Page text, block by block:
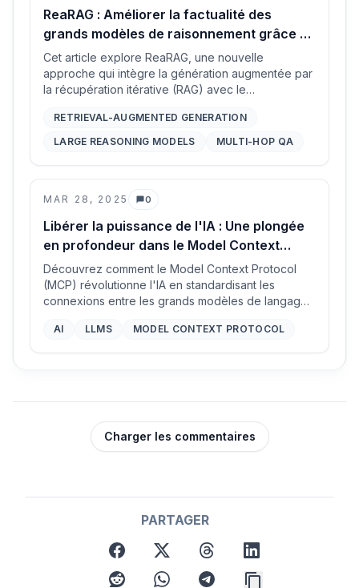
ReaRAG : Améliorer la factualité des
grands modèles de raisonnement grâce au
raisonnement guidé par les
connaissances
Cet article explore ReaRAG, une nouvelle
approche qui intègre la génération augmentée par
la récupération itérative (RAG) avec le
d’améliorer la factualité et la robustesse des
grands modèles de raisonnement (LRM) dans les
RETRIEVAL-AUGMENTED GENERATION
LARGE REASONING MODELS
MULTI-HOP QA
MAR 28, 2025 0
Commentaires
Libérer la puissance de l'IA : Une plongée
en profondeur dans le Model Context
Protocol (MCP)
Découvrez comment le Model Context Protocol
(MCP) révolutionne l'IA en standardisant les
connexions entre les grands modèles de langage
intégration transparente et des capacités
AI LLMS MODEL CONTEXT PROTOCOL
Charger les commentaires
PARTAGER
facebook
x threads linkedin
reddit whatsapptelegram